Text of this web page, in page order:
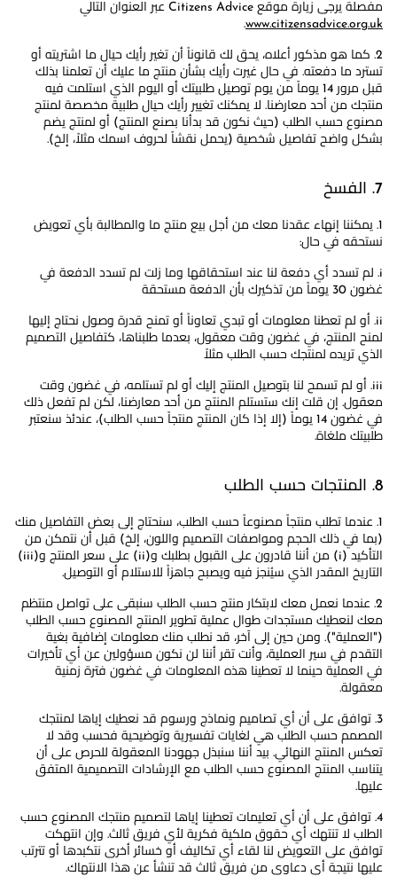
مفصلة يرجى زيارة موقع Citizens Advice عبر العنوان التالي
www.citizensadvice.org.uk
.
2. كما هو مذكور أعلاه، يحق لك قانوناً أن تغير رأيك حيال ما اشتريته أو
تسترد ما دفعته. في حال غيرت رأيك بشأن منتج ما عليك أن تعلمنا بذلك
قبل مرور 14 يوماً من يوم توصيل طلبيتك أو اليوم الذي استلمت فيه
منتجك من أحد معارضنا. لا يمكنك تغيير رأيك حيال طلبية مخصصة لمنتج
مصنوع حسب الطلب (حيث نكون قد بدأنا بصنع المنتج) أو لمنتج يضم
بشكل واضح تفاصيل شخصية (يحمل نقشاً لحروف اسمك مثلاً، إلخ).
7. الفسخ
1. يمكننا إنهاء عقدنا معك من أجل بيع منتج ما والمطالبة بأي تعويض
نستحقه في حال:
i. لم تسدد أي دفعة لنا عند استحقاقها وما زلت لم تسدد الدفعة في
غضون 30 يوماً من تذكيرك بأن الدفعة مستحقة
ii. أو لم تعطنا معلومات أو تبدي تعاوناً أو تمنح قدرة وصول نحتاج إليها
لمنح المنتج، في غضون وقت معقول، بعدما طلبناها، كتفاصيل التصميم
الذي تريده لمنتجك حسب الطلب مثلاً
iii. أو لم تسمح لنا بتوصيل المنتج إليك أو لم تستلمه، في غضون وقت
معقول. إن قلت إنك ستستلم المنتج من أحد معارضنا، لكن لم تفعل ذلك
في غضون 14 يوماً (إلا إذا كان المنتج منتجاً حسب الطلب)، عندئذ سنعتبر
طلبيتك ملغاة.
8. المنتجات حسب الطلب
1. عندما تطلب منتجاً مصنوعاً حسب الطلب، سنحتاج إلى بعض التفاصيل منك
(بما في ذلك الحجم ومواصفات التصميم واللون، إلخ) قبل أن نتمكن من
التأكيد (i) من أننا قادرون على القبول بطلبك و(ii) على سعر المنتج و(iii)
التاريخ المقدر الذي سيُنجز فيه ويصبح جاهزاً للاستلام أو التوصيل.
2. عندما نعمل معك لابتكار منتج حسب الطلب سنبقى على تواصل منتظم
معك لنعطيك مستجدات طوال عملية تطوير المنتج المصنوع حسب الطلب
("العملية"). ومن حين إلى آخر، قد نطلب منك معلومات إضافية بغية
التقدم في سير العملية، وأنت تقر أننا لن نكون مسؤولين عن أي تأخيرات
في العملية حينما لا تعطينا هذه المعلومات في غضون فترة زمنية
معقولة.
3. توافق على أن أي تصاميم ونماذج ورسوم قد نعطيك إياها لمنتجك
المصمم حسب الطلب هي لغايات تفسيرية وتوضيحية فحسب وقد لا
تعكس المنتج النهائي. بيد أننا سنبذل جهودنا المعقولة للحرص على أن
يتناسب المنتج المصنوع حسب الطلب مع الإرشادات التصميمية المتفق
عليها.
4. توافق على أن أي تعليمات تعطينا إياها لتصميم منتجك المصنوع حسب
الطلب لا تنتهك أي حقوق ملكية فكرية لأي فريق ثالث. وإن انتهكت
توافق على التعويض لنا لقاء أي تكاليف أو خسائر أخرى نتكبدها أو تترتب
عليها نتيجة أي دعاوى من فريق ثالث قد تنشأ عن هذا الانتهاك.